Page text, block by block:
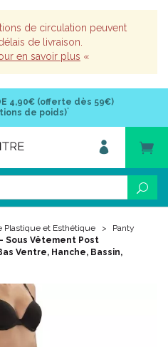
de circulation peuvent
de livraison.
en savoir plus «
4,90€ (offerte dès 59€)
de poids)*
Plastique et Esthétique
Panty
- Sous Vêtement Post
Ventre, Hanche, Bassin,